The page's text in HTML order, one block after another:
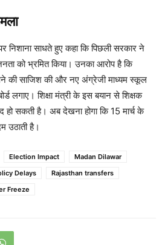
निशाना साधते हुए कहा कि पिछली सरकार ने
को भ्रमित किया। उनका आरोप है कि
की साजिश की और नए अंग्रेजी माध्यम स्कूल
लगाए। शिक्षा मंत्री के इस बयान से शिक्षक
हो सकती है। अब देखना होगा कि 15 मार्च के
उठाती है।
Election Impact
Madan Dilawar
Delays
Rajasthan transfers
Freeze